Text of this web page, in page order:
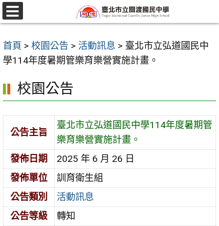
跳
至
要
內
區
選
單
首頁 > 校園公告 > 活動訊息 > 臺北市立弘道國民中
學114年度暑期管樂育樂營實施計畫。
校園公告
公告主旨
臺北市立弘道國民中學114年度暑期管
樂育樂營實施計畫。
發佈日期
2025 年 6 月 26 日
發佈單位
訓育衛生組
公告類別
活動訊息
公告等級
轉知